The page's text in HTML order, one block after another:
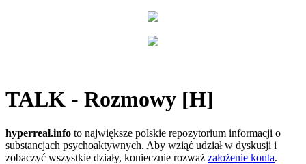
TALK - Rozmowy [H]
hyperreal.info to największe polskie repozytorium informacji o
substancjach psychoaktywnych. Aby wziąć udział w dyskusji i
zobaczyć wszystkie działy, koniecznie rozważ założenie konta.